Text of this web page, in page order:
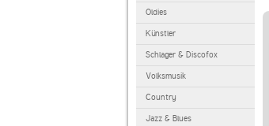
Oldies
Künstler
Schlager & Discofox
Volksmusik
Country
Jazz & Blues